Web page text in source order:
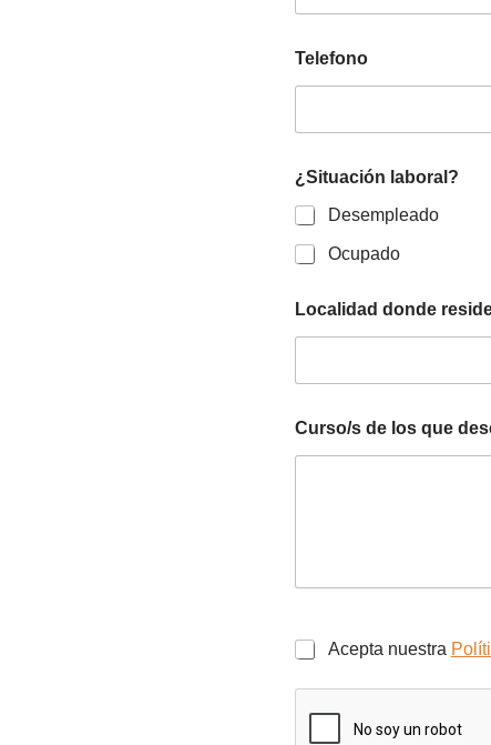
Telefono
¿Situación laboral?
Desempleado
Ocupado
Localidad donde
Curso/s de los que
Acepta nuestra